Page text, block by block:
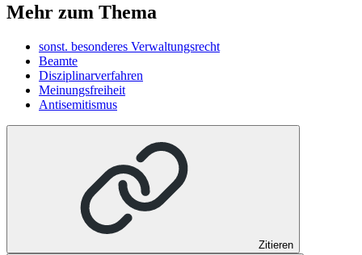
Mehr zum Thema
sonst. besonderes Verwaltungsrecht
Beamte
Disziplinarverfahren
Meinungsfreiheit
Antisemitismus
Zitieren